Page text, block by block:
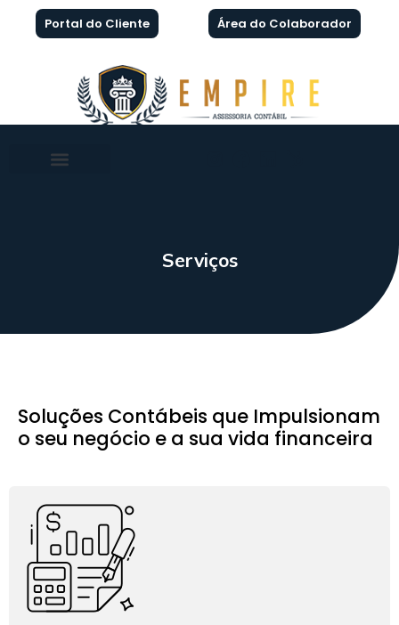
Portal do Cliente Área do Colaborador
Serviços
Soluções Contábeis que Impulsionam
o seu negócio e a sua vida financeira